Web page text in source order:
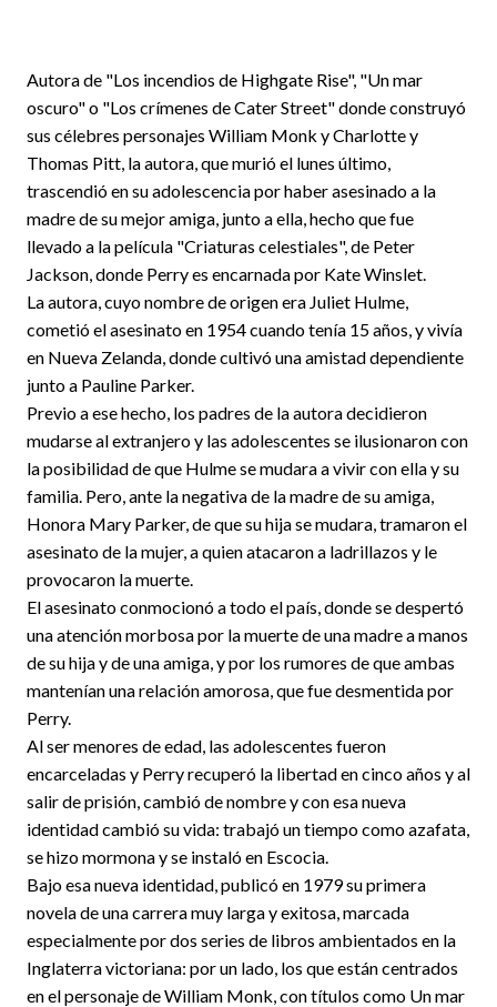
Autora de "Los incendios de Highgate Rise", "Un mar
oscuro" o "Los crímenes de Cater Street" donde construyó
sus célebres personajes William Monk y Charlotte y
Thomas Pitt, la autora, que murió el lunes último,
trascendió en su adolescencia por haber asesinado a la
madre de su mejor amiga, junto a ella, hecho que fue
llevado a la película "Criaturas celestiales", de Peter
Jackson, donde Perry es encarnada por Kate Winslet.
La autora, cuyo nombre de origen era Juliet Hulme,
cometió el asesinato en 1954 cuando tenía 15 años, y vivía
en Nueva Zelanda, donde cultivó una amistad dependiente
junto a Pauline Parker.
Previo a ese hecho, los padres de la autora decidieron
mudarse al extranjero y las adolescentes se ilusionaron con
la posibilidad de que Hulme se mudara a vivir con ella y su
familia. Pero, ante la negativa de la madre de su amiga,
Honora Mary Parker, de que su hija se mudara, tramaron el
asesinato de la mujer, a quien atacaron a ladrillazos y le
provocaron la muerte.
El asesinato conmocionó a todo el país, donde se despertó
una atención morbosa por la muerte de una madre a manos
de su hija y de una amiga, y por los rumores de que ambas
mantenían una relación amorosa, que fue desmentida por
Perry.
Al ser menores de edad, las adolescentes fueron
encarceladas y Perry recuperó la libertad en cinco años y al
salir de prisión, cambió de nombre y con esa nueva
identidad cambió su vida: trabajó un tiempo como azafata,
se hizo mormona y se instaló en Escocia.
Bajo esa nueva identidad, publicó en 1979 su primera
novela de una carrera muy larga y exitosa, marcada
especialmente por dos series de libros ambientados en la
Inglaterra victoriana: por un lado, los que están centrados
en el personaje de William Monk, con títulos como Un mar